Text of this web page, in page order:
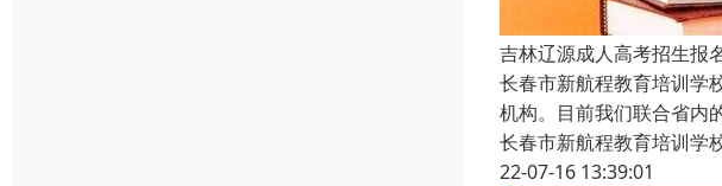
吉林辽源成人高考招生报
长春市新航程教育培训学
机构。目前我们联合省内
长春市新航程教育培训学
22-07-16 13:39:01